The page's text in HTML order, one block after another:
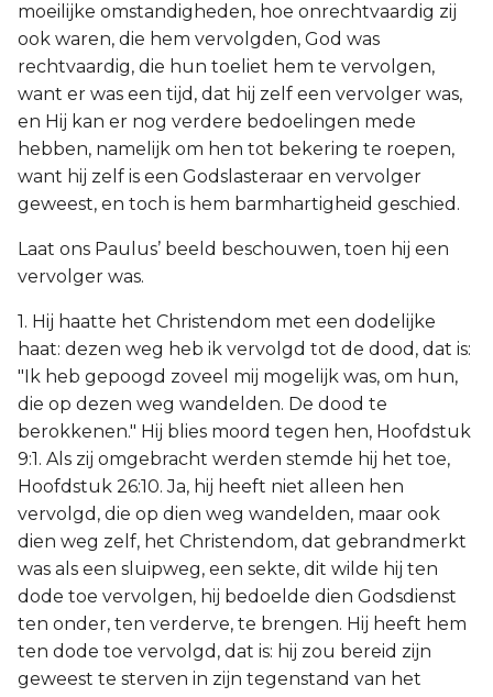
moeilijke omstandigheden, hoe onrechtvaardig zij
ook waren, die hem vervolgden, God was
rechtvaardig, die hun toeliet hem te vervolgen,
want er was een tijd, dat hij zelf een vervolger was,
en Hij kan er nog verdere bedoelingen mede
hebben, namelijk om hen tot bekering te roepen,
want hij zelf is een Godslasteraar en vervolger
geweest, en toch is hem barmhartigheid geschied.
Laat ons Paulus’ beeld beschouwen, toen hij een
vervolger was.
1. Hij haatte het Christendom met een dodelijke
haat: dezen weg heb ik vervolgd tot de dood, dat is:
"Ik heb gepoogd zoveel mij mogelijk was, om hun,
die op dezen weg wandelden. De dood te
berokkenen." Hij blies moord tegen hen, Hoofdstuk
9:1. Als zij omgebracht werden stemde hij het toe,
Hoofdstuk 26:10. Ja, hij heeft niet alleen hen
vervolgd, die op dien weg wandelden, maar ook
dien weg zelf, het Christendom, dat gebrandmerkt
was als een sluipweg, een sekte, dit wilde hij ten
dode toe vervolgen, hij bedoelde dien Godsdienst
ten onder, ten verderve, te brengen. Hij heeft hem
ten dode toe vervolgd, dat is: hij zou bereid zijn
geweest te sterven in zijn tegenstand van het